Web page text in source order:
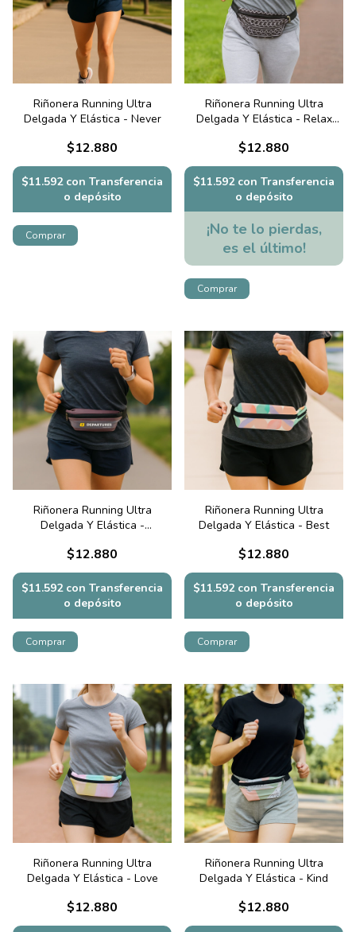
Riñonera Running Ultra
Delgada Y Elástica - Never
$12.880
$11.592 con Transferencia
o depósito
Riñonera Running Ultra
Delgada Y Elástica - Relax
$12.880
$11.592 con Transferencia
o depósito
¡No te lo pierdas,
es el último!
Riñonera Running Ultra
Delgada Y Elástica -
$12.880
$11.592 con Transferencia
o depósito
Riñonera Running Ultra
Delgada Y Elástica - Best
$12.880
$11.592 con Transferencia
o depósito
Riñonera Running Ultra
Delgada Y Elástica - Love
$12.880
Riñonera Running Ultra
Delgada Y Elástica - Kind
$12.880